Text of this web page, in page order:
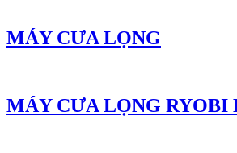
MÁY CƯA LỌNG
MÁY CƯA LỌNG RYOBI